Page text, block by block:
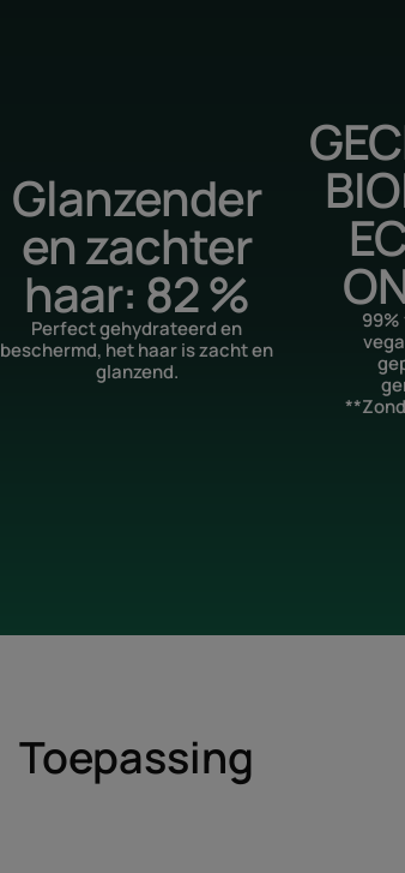
Glanzender
en zachter
haar: 82 %
Perfect gehydrateerd en
beschermd, het haar is zacht en
glanzend.
Toepassing